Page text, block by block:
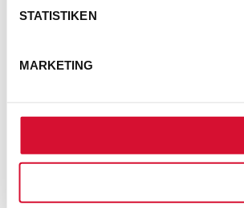
STATISTIKEN
MARKETING
SEMMEL @ SOCIAL MEDIA